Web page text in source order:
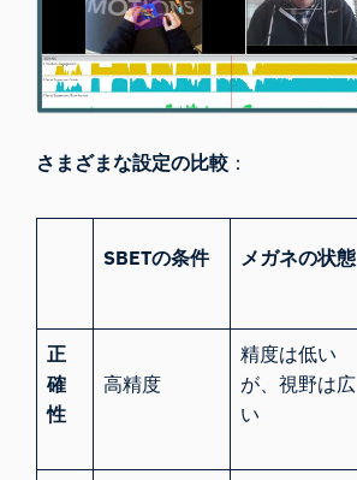
さまざまな設定の比較 ：
SBETの条件 メガネの状態
正
確
性
高精度
精度は低い
が、視野は広
い